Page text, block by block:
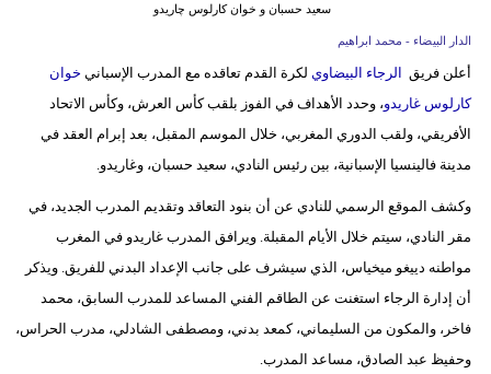
مرأة
أزياء
علوم
وتكنولوجيا
مدوَّنات
سعيد حسبان و خوان كارلوس چاريدو
الدار البيضاء - محمد ابراهيم
أعلن فريق الرجاء البيضاوي لكرة القدم تعاقده مع المدرب الإسباني خوان
كارلوس غاريدو، وحدد الأهداف في الفوز بلقب كأس العرش، وكأس الاتحاد
الأفريقي، ولقب الدوري المغربي، خلال الموسم المقبل، بعد إبرام العقد في
مدينة فالينسيا الإسبانية، بين رئيس النادي، سعيد حسبان، وغاريدو.
وكشف الموقع الرسمي للنادي عن أن بنود التعاقد وتقديم المدرب الجديد، في
مقر النادي، سيتم خلال الأيام المقبلة. ويرافق المدرب غاريدو في المغرب
مواطنه دييغو ميخياس، الذي سيشرف على جانب الإعداد البدني للفريق. ويذكر
أن إدارة الرجاء استغنت عن الطاقم الفني المساعد للمدرب السابق، محمد
فاخر، والمكون من السليماني، كمعد بدني، ومصطفى الشادلي، مدرب الحراس،
وحفيظ عبد الصادق، مساعد المدرب.